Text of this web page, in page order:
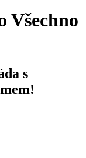
Všechno
s